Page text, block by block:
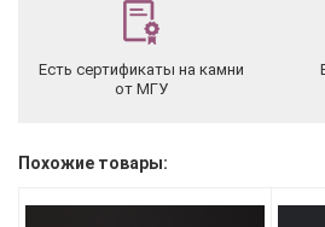
Есть сертификаты на камни
от МГУ
Похожие товары: